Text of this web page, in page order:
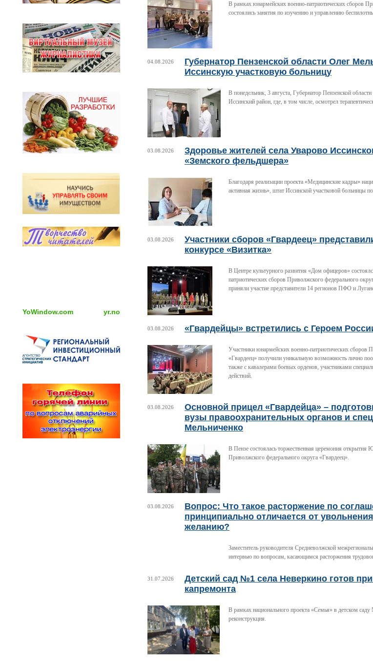
YoWindow.com yr.no
В рамках юнармейских военно-патриотических сборов
состоялись занятия по изучению и управлению
04.08.2026
Губернатор Пензенской области Олег
Иссинскую участковую больницу
В понедельник, 3 августа, Губернатор Пензенской
Иссинский район, где, в том числе, осмотрел
03.08.2026
Здоровье жителей села Уварово
«Земского фельдшера»
Благодаря реализации проекта «Медицинские кадры»
активная жизнь», штат Иссинской участковой больницы
03.08.2026
Участники сборов «Гвардеец»
конкурсе «Визитка»
В Центре культурного развития «Дом офицеров»
патриотических сборов Приволжского федерального
приняли участие представители 14 регионов ПФО и
03.08.2026 «Гвардейцы» встретились с Героем
Участники юнармейских военно-патриотических сборов
«Гвардеец» получили уникальную возможность лично
также с кавалерами боевых орденов, участниками
действий.
03.08.2026
Основной прицел «Гвардейца» –
вузы правоохранительных органов и
Мельниченко
В Пензе состоялась торжественная церемония открытия
Приволжского федерального округа «Гвардеец».
03.08.2026
Вопрос: Что такое расторжение по
принципиально отличается от
желанию?
Заместитель руководителя Средневолжской
интервью по вопросам, касающимся расторжения
31.07.2026
Детский сад №1 села Неверкино готов
капремонта
В рамках национального проекта «Семья» в детском
реконструкция.